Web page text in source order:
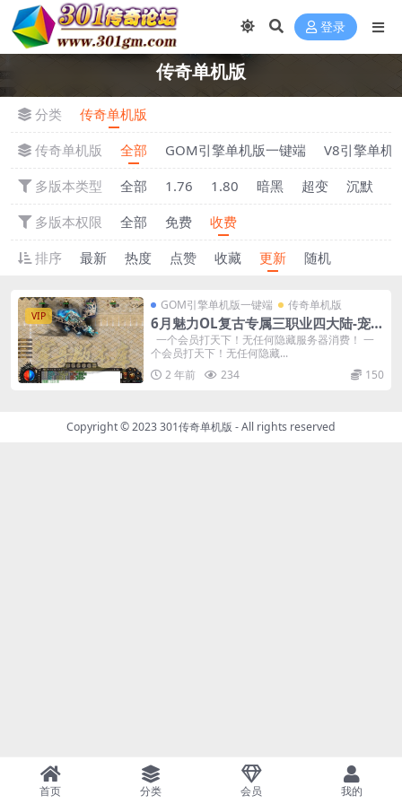
登录
传奇单机版
分类
传奇单机版
传奇单机版
全部 GOM引擎单机版一键端
V8引擎单机
多版本类型
全部 1.76 1.80 暗黑 超变 沉默
多版本权限
全部 免费
收费
排序
最新 热度 点赞 收藏 更新 随机
VIP
GOM引擎单机版一键端 传奇单机版
6月魅力OL复古专属三职业四大陆-宠物
坐骑-复古耐玩-附带GM后台
一个会员打天下！无任何隐藏服务器消费！ 一
个会员打天下！无任何隐藏...
2 年前
234 150
Copyright © 2023301传奇单机版 - All rights reserved
首页 分类 会员 我的